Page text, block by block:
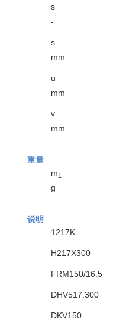
s
-
s
mm
u
mm
v
mm
重量
m1
g
说明
1217K
H217X300
FRM150/16.5
DHV517.300
DKV150